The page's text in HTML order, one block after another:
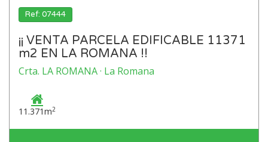
Ref: 07444
¡¡ VENTA PARCELA EDIFICABLE 11371
m2 EN LA ROMANA !!
Crta. LA ROMANA · La Romana
11.371m2